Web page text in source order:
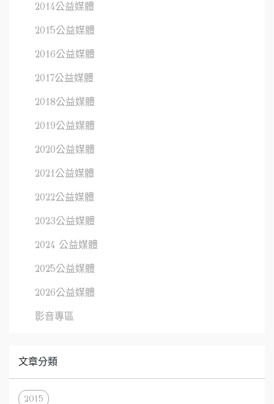
2014公益媒體
2015公益媒體
2016公益媒體
2017公益媒體
2018公益媒體
2019公益媒體
2020公益媒體
2021公益媒體
2022公益媒體
2023公益媒體
2024 公益媒體
2025公益媒體
2026公益媒體
影音專區
文章分類
2015